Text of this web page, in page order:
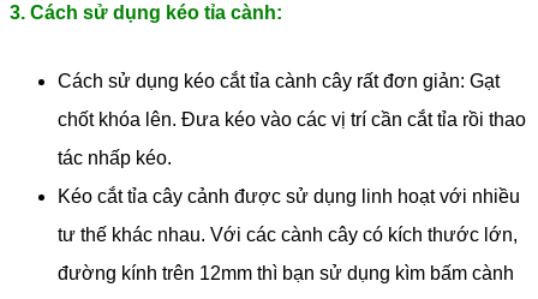
3. Cách sử dụng kéo tỉa cành:
Cách sử dụng kéo cắt tỉa cành cây rất đơn giản: Gạt
chốt khóa lên. Đưa kéo vào các vị trí cần cắt tỉa rồi thao
tác nhấp kéo.
Kéo cắt tỉa cây cảnh được sử dụng linh hoạt với nhiều
tư thế khác nhau. Với các cành cây có kích thước lớn,
đường kính trên 12mm thì bạn sử dụng kìm bấm cành